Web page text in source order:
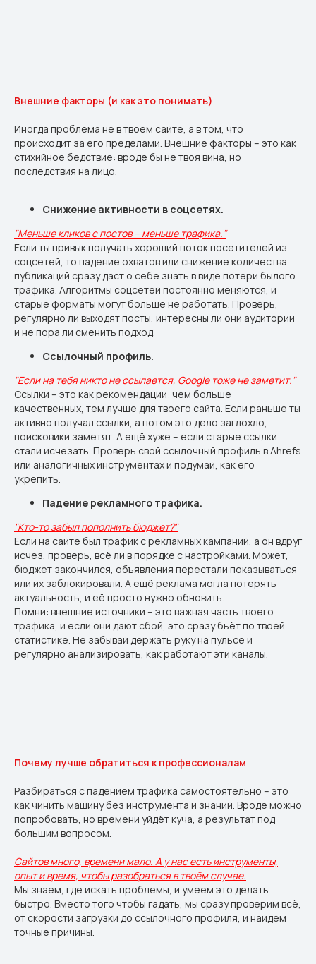
Внешние факторы (и как это понимать)
Иногда проблема не в твоём сайте, а в том, что
происходит за его пределами. Внешние факторы – это как
стихийное бедствие: вроде бы не твоя вина, но
последствия на лицо.
Снижение активности в соцсетях.
"Меньше кликов с постов – меньше трафика."
Если ты привык получать хороший поток посетителей из
соцсетей, то падение охватов или снижение количества
публикаций сразу даст о себе знать в виде потери былого
трафика. Алгоритмы соцсетей постоянно меняются, и
старые форматы могут больше не работать. Проверь,
регулярно ли выходят посты, интересны ли они аудитории
и не пора ли сменить подход.
Ссылочный профиль.
"Если на тебя никто не ссылается, Google тоже не заметит."
Ссылки – это как рекомендации: чем больше
качественных, тем лучше для твоего сайта. Если раньше ты
активно получал ссылки, а потом это дело заглохло,
поисковики заметят. А ещё хуже – если старые ссылки
стали исчезать. Проверь свой ссылочный профиль в Ahrefs
или аналогичных инструментах и подумай, как его
укрепить.
Падение рекламного трафика.
"Кто-то забыл пополнить бюджет?"
Если на сайте был трафик с рекламных кампаний, а он вдруг
исчез, проверь, всё ли в порядке с настройками. Может,
бюджет закончился, объявления перестали показываться
или их заблокировали. А ещё реклама могла потерять
актуальность, и её просто нужно обновить.
Помни: внешние источники – это важная часть твоего
трафика, и если они дают сбой, это сразу бьёт по твоей
статистике. Не забывай держать руку на пульсе и
регулярно анализировать, как работают эти каналы.
Почему лучше обратиться к профессионалам
Разбираться с падением трафика самостоятельно – это
как чинить машину без инструмента и знаний. Вроде можно
попробовать, но времени уйдёт куча, а результат под
большим вопросом.
Сайтов много, времени мало. А у нас есть инструменты,
опыт и время, чтобы разобраться в твоём случае.
Мы знаем, где искать проблемы, и умеем это делать
быстро. Вместо того чтобы гадать, мы сразу проверим всё,
от скорости загрузки до ссылочного профиля, и найдём
точные причины.